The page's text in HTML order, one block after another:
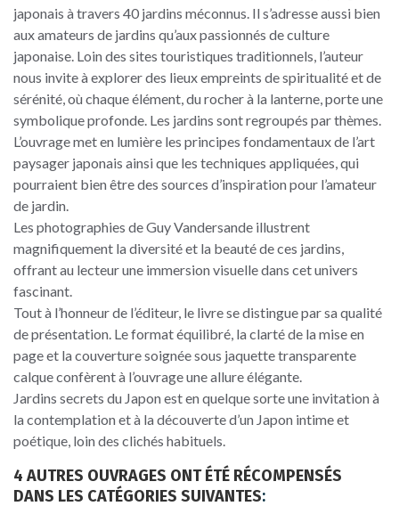
japonais à travers 40 jardins méconnus. Il s’adresse aussi bien
aux amateurs de jardins qu’aux passionnés de culture
japonaise. Loin des sites touristiques traditionnels, l’auteur
nous invite à explorer des lieux empreints de spiritualité et de
sérénité, où chaque élément, du rocher à la lanterne, porte une
symbolique profonde. Les jardins sont regroupés par thèmes.
L’ouvrage met en lumière les principes fondamentaux de l’art
paysager japonais ainsi que les techniques appliquées, qui
pourraient bien être des sources d’inspiration pour l’amateur
de jardin.
Les photographies de Guy Vandersande illustrent
magnifiquement la diversité et la beauté de ces jardins,
offrant au lecteur une immersion visuelle dans cet univers
fascinant.
Tout à l’honneur de l’éditeur, le livre se distingue par sa qualité
de présentation. Le format équilibré, la clarté de la mise en
page et la couverture soignée sous jaquette transparente
calque confèrent à l’ouvrage une allure élégante.
Jardins secrets du Japon est en quelque sorte une invitation à
la contemplation et à la découverte d’un Japon intime et
poétique, loin des clichés habituels.
4 AUTRES OUVRAGES ONT ÉTÉ RÉCOMPENSÉS
DANS LES CATÉGORIES SUIVANTES: